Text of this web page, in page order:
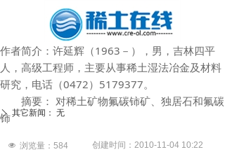
作者简介：许延辉（1963－），男，吉林四平
人，高级工程师，主要从事稀土湿法冶金及材料
研究，电话（0472）5179377。
摘要： 对稀土矿物氟碳铈矿、独居石和氟碳
铈
创建时间： 2010-11-04 10:22
넶 浏览量： 584
ꄲ 其它新闻： 无